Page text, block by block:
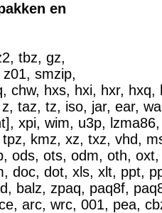
en
tbz, gz,
smzip,
chw, hxs, hxi, hxr, hxq,
taz, tz, iso, jar, ear,
xpi, wim, u3p,
kmz, xz, txz, vhd,
ods, ots, odm, oth,
doc, dot, xls, xlt, ppt,
balz, zpaq, paq8f,
arc, wrc, 001, pea,